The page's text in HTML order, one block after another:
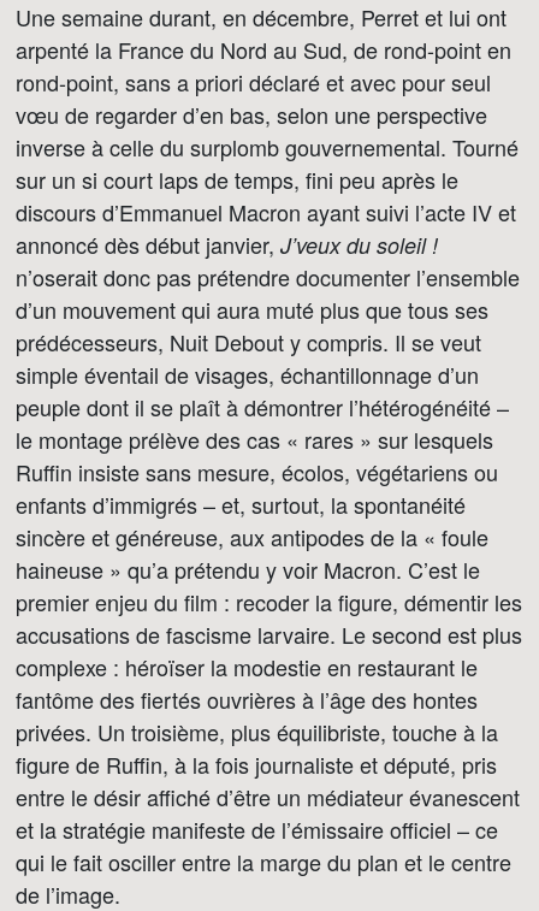
Une semaine durant, en décembre, Perret et lui ont
arpenté la France du Nord au Sud, de rond-point en
rond-point, sans a priori déclaré et avec pour seul
vœu de regarder d’en bas, selon une perspective
inverse à celle du surplomb gouvernemental. Tourné
sur un si court laps de temps, fini peu après le
discours d’Emmanuel Macron ayant suivi l’acte IV et
annoncé dès début janvier, J’veux du soleil !
n’oserait donc pas prétendre documenter l’ensemble
d’un mouvement qui aura muté plus que tous ses
prédécesseurs, Nuit Debout y compris. Il se veut
simple éventail de visages, échantillonnage d’un
peuple dont il se plaît à démontrer l’hétérogénéité –
le montage prélève des cas « rares » sur lesquels
Ruffin insiste sans mesure, écolos, végétariens ou
enfants d’immigrés – et, surtout, la spontanéité
sincère et généreuse, aux antipodes de la « foule
haineuse » qu’a prétendu y voir Macron. C’est le
premier enjeu du film : recoder la figure, démentir les
accusations de fascisme larvaire. Le second est plus
complexe : héroïser la modestie en restaurant le
fantôme des fiertés ouvrières à l’âge des hontes
privées. Un troisième, plus équilibriste, touche à la
figure de Ruffin, à la fois journaliste et député, pris
entre le désir affiché d’être un médiateur évanescent
et la stratégie manifeste de l’émissaire officiel – ce
qui le fait osciller entre la marge du plan et le centre
de l’image.